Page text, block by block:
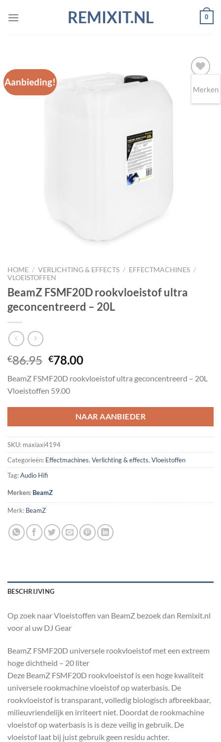
naar
REMIXIT.NL 0
Aanbieding!
Toevoegen
HOME / VERLICHTING & EFFECTS / EFFECTMACHINES /
VLOEISTOFFEN
BeamZ FSMF20D rookvloeistof ultra
geconcentreerd – 20L
€86.95 Oorspronkelijke
was:
€86.95.
€78.00Huidige
is:
BeamZ FSMF20D rookvloeistof ultra geconcentreerd – 20L
Vloeistoffen 59.00
NAAR AANBIEDER
SKU: maxiaxi4194
Categorieën: Effectmachines, Verlichting & effects, Vloeistoffen
Tag:Audio Hifi
Merken: BeamZ
Merk: BeamZ
BESCHRIJVING
Op zoek naar Vloeistoffen van BeamZ bezoek dan Remixit.nl
voor al uw DJ Gear
BeamZ FSMF20D universele rookvloeistof met een extreem
hoge dichtheid – 20 liter
Deze BeamZ FSMF20D rookvloeistof is een hoge kwaliteit
universele rookmachine vloeistof op waterbasis. De
rookvloeistof is transparant, volledig biologisch afbreekbaar,
milieuvriendelijk en irriteert niet. Doordat de rookmachine
vloeistof op waterbasis is is deze veilig in gebruik. De
vloeistof laat bij juist gebruik geen residu achter.
Merken